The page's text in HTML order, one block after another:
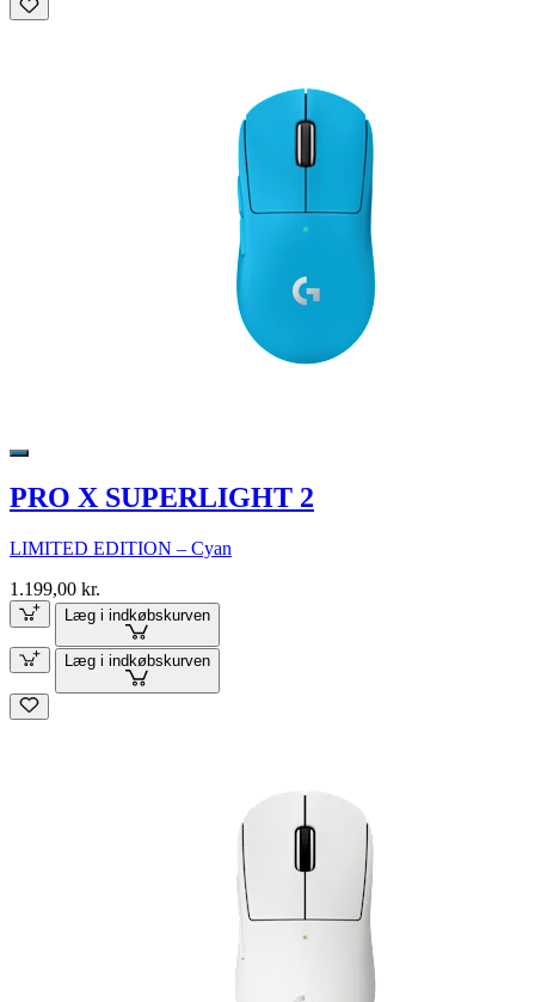
PRO X SUPERLIGHT 2
LIMITED EDITION – Cyan
1.199,00 kr.
Læg i indkøbskurven
Læg i indkøbskurven